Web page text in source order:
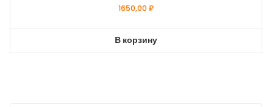
1650,00₽
В корзину